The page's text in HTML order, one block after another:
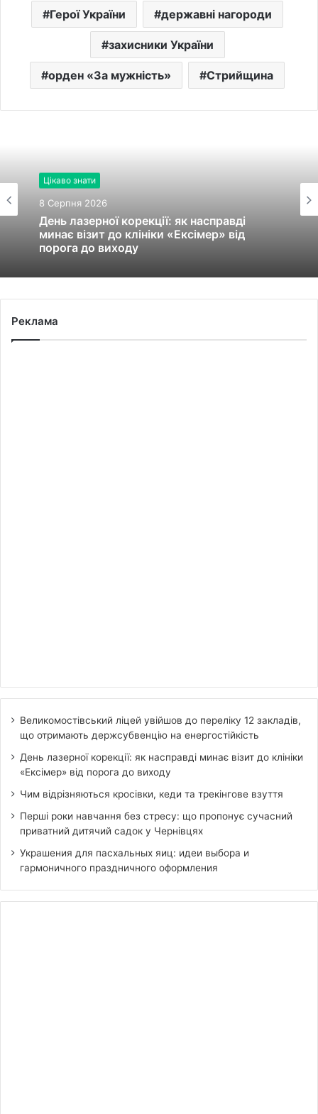
Герої України державні нагороди
захисники України
орден «За мужність» Стрийщина
Цікаво знати
8 Серпня 2026
День лазерної корекції: як насправді
минає візит до клініки «Ексімер» від
порога до виходу
Реклама
Великомостівський ліцей увійшов до переліку 12 закладів,
що отримають держсубвенцію на енергостійкість
День лазерної корекції: як насправді минає візит до клініки
«Ексімер» від порога до виходу
Чим відрізняються кросівки, кеди та трекінгове взуття
Перші роки навчання без стресу: що пропонує сучасний
приватний дитячий садок у Чернівцях
Украшения для пасхальных яиц: идеи выбора и
гармоничного праздничного оформления